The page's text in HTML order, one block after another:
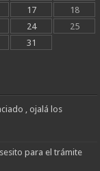
17
18
24
25
31
, ojalá los
para el trámite